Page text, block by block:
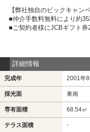
【弊社独自のビックキャン
■仲介手数料無料により約
■ご契約者様にJCBギフト
詳細情報
完成年 2001年
採光面 東南
専有面積 68.54㎡
テラス面積 -